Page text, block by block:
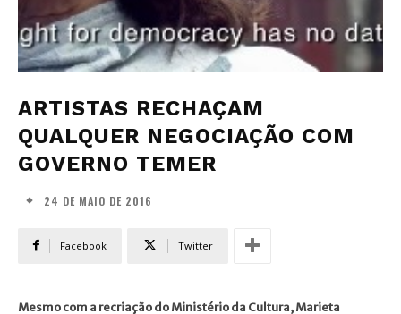
ARTISTAS RECHAÇAM
QUALQUER NEGOCIAÇÃO COM
GOVERNO TEMER
24 DE MAIO DE 2016
Facebook Twitter
Mesmo com a recriação do Ministério da Cultura, Marieta